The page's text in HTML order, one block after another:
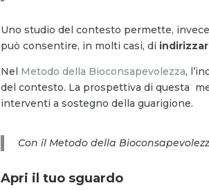
Uno studio del contesto permette,
può consentire, in molti casi, di
Nel Metodo della Bioconsapevolezza,
del contesto. La prospettiva di questa
interventi a sostegno della guarigione.
Con il Metodo della
Apri il tuo sguardo